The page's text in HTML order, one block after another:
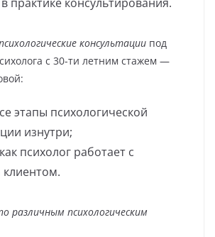
консультации под
с 30-ти летним стажем —
этапы психологической
изнутри;
психолог работает с
различным психологическим